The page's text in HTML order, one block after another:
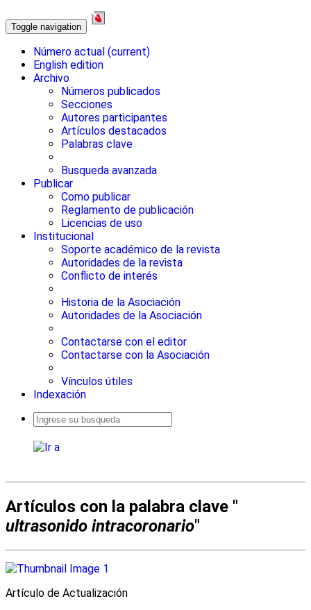
Toggle navigation
Número actual (current)
English edition
Archivo
Números publicados
Secciones
Autores participantes
Artículos destacados
Palabras clave
Busqueda avanzada
Publicar
Como publicar
Reglamento de publicación
Licencias de uso
Institucional
Soporte académico de la revista
Autoridades de la revista
Conflicto de interés
Historia de la Asociación
Autoridades de la Asociación
Contactarse con el editor
Contactarse con la Asociación
Vínculos útiles
Indexación
Artículos con la palabra clave "
ultrasonido intracoronario"
Artículo de Actualización